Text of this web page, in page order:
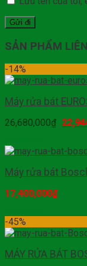
SẢN PHẨM
-14%
Máy rửa bát
26,680,000₫
Máy rửa bát
17,400,000₫
-45%
MÁY RỬA BÁT